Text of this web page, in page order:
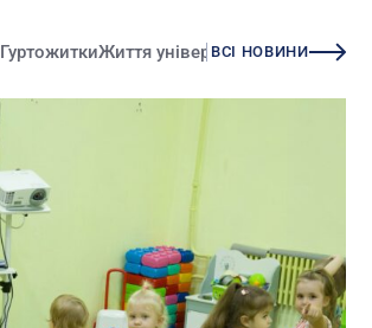
ГуртожиткиЖиття університетуЗміни
ВСІ НОВИНИ